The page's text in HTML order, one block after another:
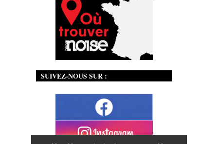
SUIVEZ-NOUS SUR :